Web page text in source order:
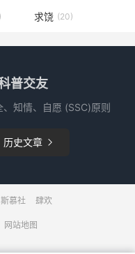
求饶 (20)
普交友
知情、自愿 (SSC)原则
历史文章 
斯慕社 肆欢
网站地图